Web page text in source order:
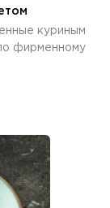
куриным
фирменному